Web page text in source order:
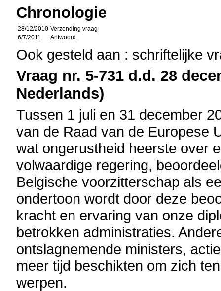
Chronologie
28/12/2010 Verzending vraag
6/7/2011
Antwoord
Ook gesteld aan : schriftelijke
Vraag nr. 5-731 d.d. 28
Nederlands)
Tussen 1 juli en 31 december
van de Raad van de Europese
wat ongerustheid heerste over
volwaardige regering,
Belgische voorzitterschap als
ondertoon wordt door deze
kracht en ervaring van onze
betrokken administraties.
ontslagnemende ministers,
meer tijd beschikten om zich
werpen.